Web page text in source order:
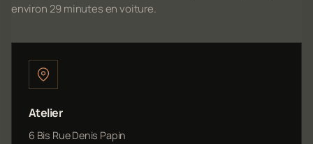
environ 29 minutes en voiture.
Atelier
6 Bis Rue Denis Papin